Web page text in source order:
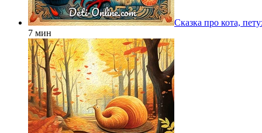
Сказка про кота,
7 мин